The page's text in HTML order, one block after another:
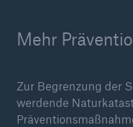
Mehr
Zur Begrenzung der
werdende
Risiken für Lebens-
Emerging Risks